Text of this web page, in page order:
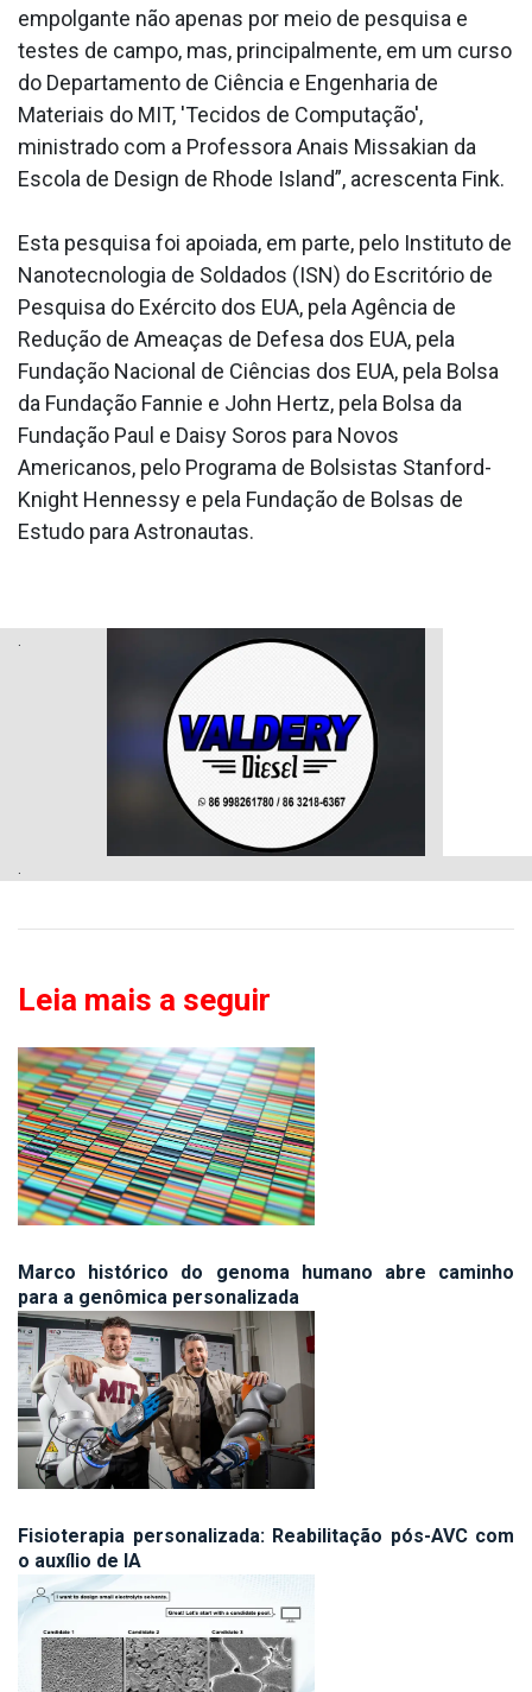
empolgante não apenas por meio de pesquisa e
testes de campo, mas, principalmente, em um curso
do Departamento de Ciência e Engenharia de
Materiais do MIT, 'Tecidos de Computação',
ministrado com a Professora Anais Missakian da
Escola de Design de Rhode Island”, acrescenta Fink.
Esta pesquisa foi apoiada, em parte, pelo Instituto de
Nanotecnologia de Soldados (ISN) do Escritório de
Pesquisa do Exército dos EUA, pela Agência de
Redução de Ameaças de Defesa dos EUA, pela
Fundação Nacional de Ciências dos EUA, pela Bolsa
da Fundação Fannie e John Hertz, pela Bolsa da
Fundação Paul e Daisy Soros para Novos
Americanos, pelo Programa de Bolsistas Stanford-
Knight Hennessy e pela Fundação de Bolsas de
Estudo para Astronautas.
.
Leia mais a seguir
Marco histórico do genoma humano abre caminho
para a genômica personalizada
Fisioterapia personalizada: Reabilitação pós-AVC com
o auxílio de IA